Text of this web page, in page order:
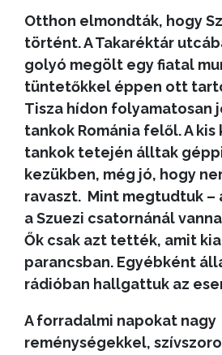
Otthon elmondták, hogy
történt. A Takaréktár
golyó megölt egy fiatal
tüntetőkkel éppen ott
Tisza hídon folyamatosan
tankok Románia felől. A kis
tankok tetején álltak
kezükben, még jó, hogy
ravaszt. Mint megtudtuk –
a Szuezi csatornánál
Ők csak azt tették, amit
parancsban. Egyébként
rádióban hallgattuk az
A forradalmi napokat nagy
reménységekkel,